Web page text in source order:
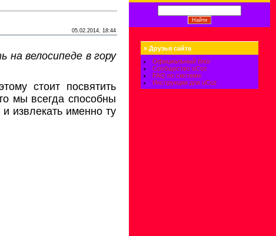
05.02.2014, 18:44
велосипеде в гору
стоит посвятить
мы всегда способны
извлекать именно ту
» Друзья сайта
Официальный блог
Сообщество uCoz
FAQ по системе
Инструкции для uCoz